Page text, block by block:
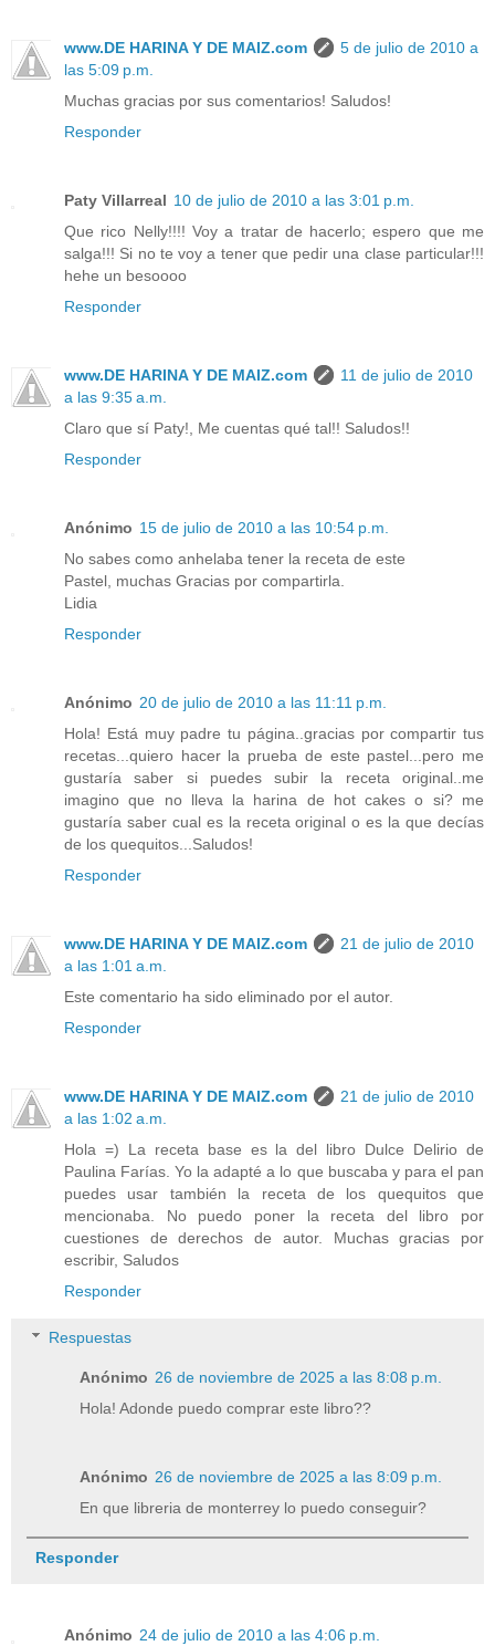
www.DE HARINA Y DE MAIZ.com
5 de julio de 2010 a
las 5:09 p.m.
Muchas gracias por sus comentarios! Saludos!
Responder
Paty Villarreal 10 de julio de 2010 a las 3:01 p.m.
Que rico Nelly!!!! Voy a tratar de hacerlo; espero que me
salga!!! Si no te voy a tener que pedir una clase particular!!!
hehe un besoooo
Responder
www.DE HARINA Y DE MAIZ.com
11 de julio de 2010
a las 9:35 a.m.
Claro que sí Paty!, Me cuentas qué tal!! Saludos!!
Responder
Anónimo 15 de julio de 2010 a las 10:54 p.m.
No sabes como anhelaba tener la receta de este
Pastel, muchas Gracias por compartirla.
Lidia
Responder
Anónimo 20 de julio de 2010 a las 11:11 p.m.
Hola! Está muy padre tu página..gracias por compartir tus
recetas...quiero hacer la prueba de este pastel...pero me
gustaría saber si puedes subir la receta original..me
imagino que no lleva la harina de hot cakes o si? me
gustaría saber cual es la receta original o es la que decías
de los quequitos...Saludos!
Responder
www.DE HARINA Y DE MAIZ.com
21 de julio de 2010
a las 1:01 a.m.
Este comentario ha sido eliminado por el autor.
Responder
www.DE HARINA Y DE MAIZ.com
21 de julio de 2010
a las 1:02 a.m.
Hola =) La receta base es la del libro Dulce Delirio de
Paulina Farías. Yo la adapté a lo que buscaba y para el pan
puedes usar también la receta de los quequitos que
mencionaba. No puedo poner la receta del libro por
cuestiones de derechos de autor. Muchas gracias por
escribir, Saludos
Responder
Respuestas
Anónimo 26 de noviembre de 2025 a las 8:08 p.m.
Hola! Adonde puedo comprar este libro??
Anónimo 26 de noviembre de 2025 a las 8:09 p.m.
En que libreria de monterrey lo puedo conseguir?
Responder
Anónimo 24 de julio de 2010 a las 4:06 p.m.